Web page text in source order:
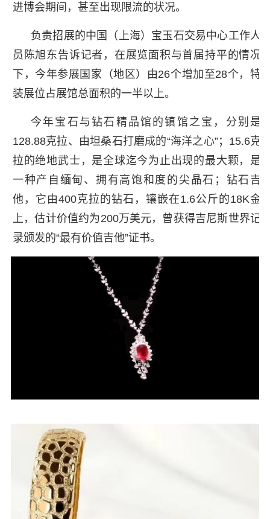
进博会期间，甚至出现限流的状况。
负责招展的中国（上海）宝玉石交易中心工作人
员陈旭东告诉记者，在展览面积与首届持平的情况
下，今年参展国家（地区）由26个增加至28个，特
装展位占展馆总面积的一半以上。
今年宝石与钻石精品馆的镇馆之宝，分别是
128.88克拉、由坦桑石打磨成的“海洋之心”；15.6克
拉的绝地武士，是全球迄今为止出现的最大颗，是
一种产自缅甸、拥有高饱和度的尖晶石；钻石吉
他，它由400克拉的钻石，镶嵌在1.6公斤的18K金
上，估计价值约为200万美元，曾获得吉尼斯世界记
录颁发的“最有价值吉他”证书。